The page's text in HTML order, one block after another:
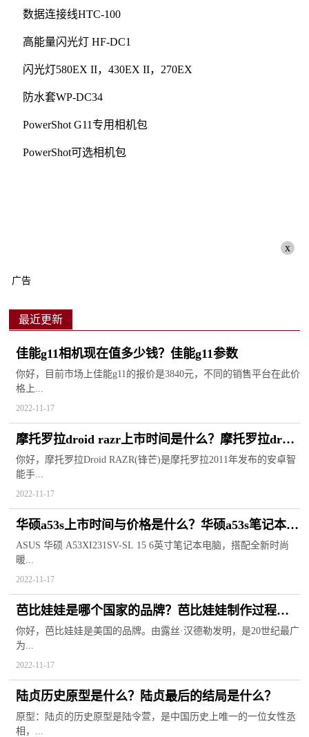
数据连接线HTC-100
高能量闪光灯 HF-DC1
闪光灯580EX II，430EX II，270EX
防水套WP-DC34
PowerShot G11专用相机包
PowerShot可选相机包
x
广告
最近更新
佳能g11相机现在值多少钱？佳能g11参数
你好，目前市场上佳能g11的报价是3840元，不同的销售平台在此价
格上...
2022-11-17
摩托罗拉droid razr上市时间是什么？摩托罗拉droid
razr手机参数
你好，摩托罗拉Droid RAZR(锋芒)是摩托罗拉2011年发布的安卓智
能手...
2022-11-17
华硕a53s上市时间与价格是什么？华硕a53s笔记本详
细参数
ASUS 华硕 A53XI231SV-SL 15 6英寸笔记本电脑，搭配全新时尚
暖...
2022-11-17
芭比娃娃是哪个国家的品牌？芭比娃娃制作过程是
什么？
你好，芭比娃娃是美国的品牌。由露丝·汉德勒发明，是20世纪最广
为...
2022-11-17
陆贞历史原型是什么？陆贞最后的结局是什么？
原型：陆贞的历史原型是陆令萱，是中国历史上唯一的一位女性丞
相，...